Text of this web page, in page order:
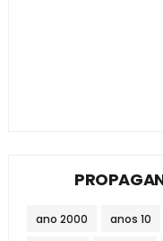
ano 2000 anos 10